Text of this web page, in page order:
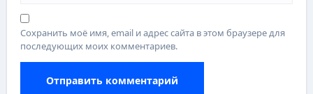
Сохранить моё имя, email и адрес сайта в этом браузере для
последующих моих комментариев.